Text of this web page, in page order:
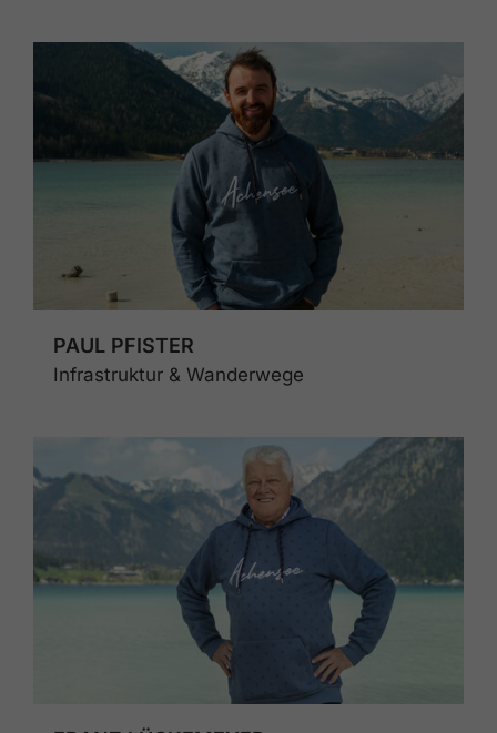
PAUL PFISTER
Infrastruktur & Wanderwege